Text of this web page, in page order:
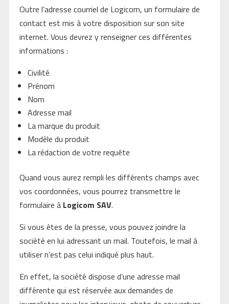
Outre l’adresse courriel de Logicom, un formulaire de
contact est mis à votre disposition sur son site
internet. Vous devrez y renseigner ces différentes
informations :
Civilité
Prénom
Nom
Adresse mail
La marque du produit
Modèle du produit
La rédaction de votre requête
Quand vous aurez rempli les différents champs avec
vos coordonnées, vous pourrez transmettre le
formulaire à Logicom SAV.
Si vous êtes de la presse, vous pouvez joindre la
société en lui adressant un mail. Toutefois, le mail à
utiliser n’est pas celui indiqué plus haut.
En effet, la société dispose d’une adresse mail
différente qui est réservée aux demandes de